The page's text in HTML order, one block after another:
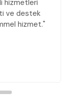
ve destek
hizmet."